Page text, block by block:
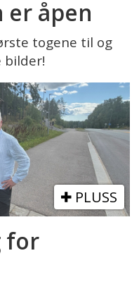
er åpen
togene til og
bilder!
PLUSS
for